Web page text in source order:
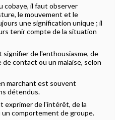
cobaye, il faut observer
le mouvement et le
une signification unique ; il
tenir compte de la situation
de l'enthousiasme, de
contact ou un malaise, selon
marchant est souvent
détendus.
exprimer de l'intérêt, de la
comportement de groupe.